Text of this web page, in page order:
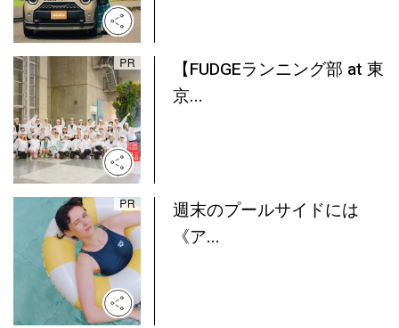
【FUDGEランニング部 at 東
京...
週末のプールサイドには
《ア...